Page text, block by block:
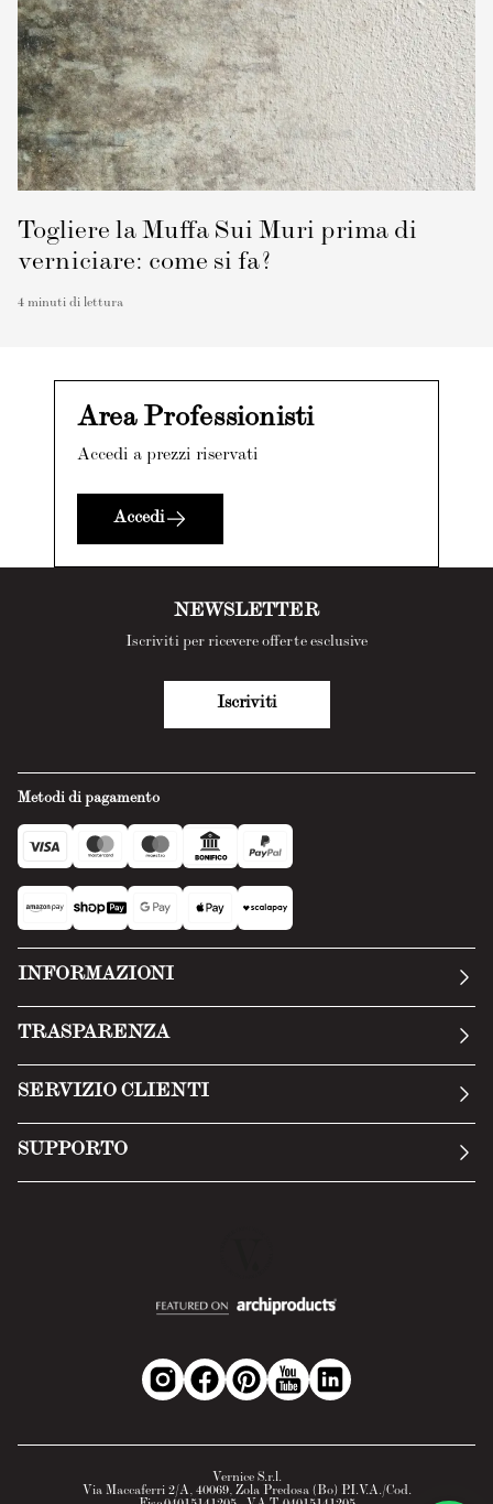
Togliere la Muffa Sui Muri prima di
verniciare: come si fa?
4 minuti di lettura
Area Professionisti
Accedi a prezzi riservati
Accedi
Metodi di pagamento
INFORMAZIONI
TRASPARENZA
Privacy Policy
SERVIZIO CLIENTI
SUPPORTO
NEWSLETTER
Iscriviti per ricevere offerte esclusive
Iscriviti
Vernice S.r.l.
Via Maccaferri 2/A, 40069, Zola Predosa (Bo) P.I.V.A./Cod.